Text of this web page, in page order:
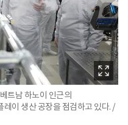
트남 하노이 인근의
이 생산 공장을 점검하고 있다. /